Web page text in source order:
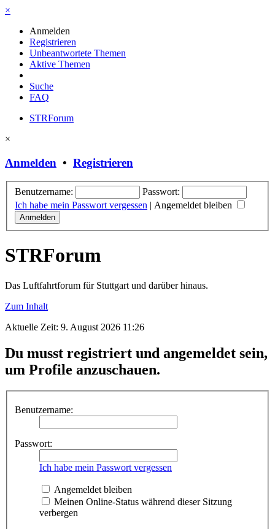
×
Anmelden
Registrieren
Unbeantwortete Themen
Aktive Themen
Suche
FAQ
STRForum
×
Anmelden • Registrieren
Benutzername:
Passwort:
Ich habe mein Passwort vergessen | Angemeldet bleiben
STRForum
Das Luftfahrtforum für Stuttgart und darüber hinaus.
Zum Inhalt
Aktuelle Zeit: 9. August 2026 11:26
Du musst registriert und angemeldet sein,
um Profile anzuschauen.
Benutzername:
Passwort:
Ich habe mein Passwort vergessen
Angemeldet bleiben
Meinen Online-Status während dieser Sitzung
verbergen